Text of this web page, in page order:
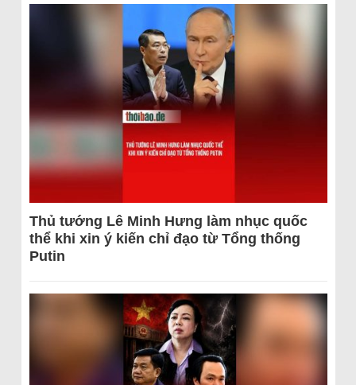
Thủ tướng Lê Minh Hưng làm nhục quốc
thể khi xin ý kiến chỉ đạo từ Tổng thống
Putin